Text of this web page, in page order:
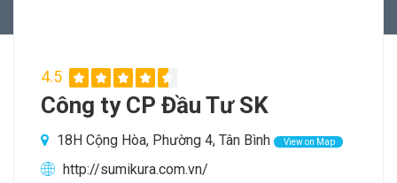
4.5
Công ty CP Đầu Tư SK
18H Cộng Hòa, Phường 4, Tân Bình View on Map
http://sumikura.com.vn/